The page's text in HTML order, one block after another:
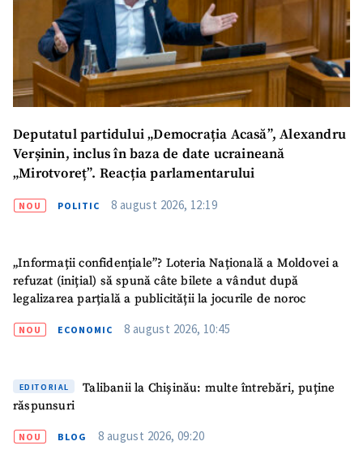
Deputatul partidului „Democrația Acasă”, Alexandru
Verșinin, inclus în baza de date ucraineană
„Mirotvoreț”. Reacția parlamentarului
NOU POLITIC 8 august 2026, 12:19
„Informații confidențiale”? Loteria Națională a Moldovei a
refuzat (inițial) să spună câte bilete a vândut după
legalizarea parțială a publicității la jocurile de noroc
NOU ECONOMIC 8 august 2026, 10:45
EDITORIAL
Talibanii la Chișinău: multe întrebări, puține
răspunsuri
NOU BLOG 8 august 2026, 09:20
Titlu știre+ Adaugă titlu
Fotografie
+ Încarcă imagine
Link media
+ Link media
Sursă anonimă
Nume+ Numele meu
Am citit și sunt de